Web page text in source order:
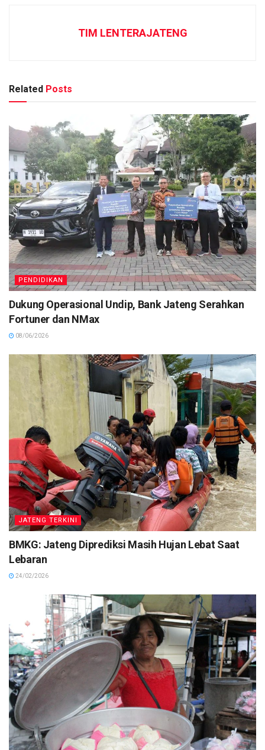
TIM LENTERAJATENG
Related Posts
PENDIDIKAN
Dukung Operasional Undip, Bank Jateng Serahkan
Fortuner dan NMax
08/06/2026
JATENG TERKINI
BMKG: Jateng Diprediksi Masih Hujan Lebat Saat
Lebaran
24/02/2026